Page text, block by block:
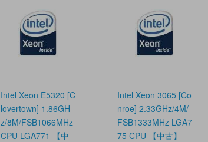
Intel Xeon E5320 [C
lovertown] 1.86GH
z/8M/FSB1066MHz
CPU LGA771 【中
Intel Xeon 3065 [Co
nroe] 2.33GHz/4M/
FSB1333MHz LGA7
75 CPU 【中古】